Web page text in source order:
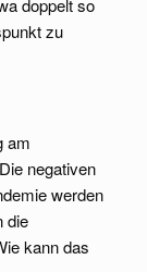
doppelt so
zu
am
negativen
werden
die
kann das